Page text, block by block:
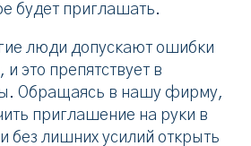
будет приглашать.
люди допускают ошибки
это препятствует в
Обращаясь в нашу фирму,
приглашение на руки в
без лишних усилий открыть